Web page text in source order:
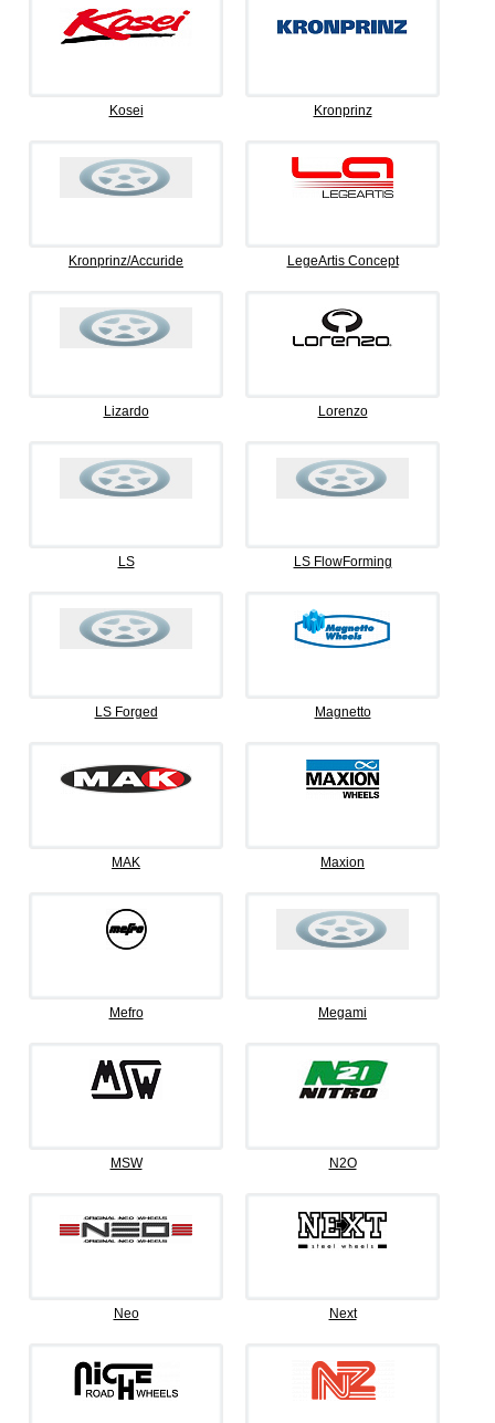
Kosei Kronprinz
Kronprinz/Accuride LegeArtis Concept
Lizardo Lorenzo
LS LS FlowForming
LS Forged Magnetto
MAK Maxion
Mefro Megami
MSW N2O
Neo Next